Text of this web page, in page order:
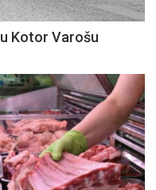
Kotor Varošu